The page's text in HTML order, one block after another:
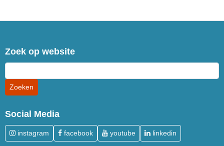
Zoek op website
Social Media
instagram facebook youtube linkedin